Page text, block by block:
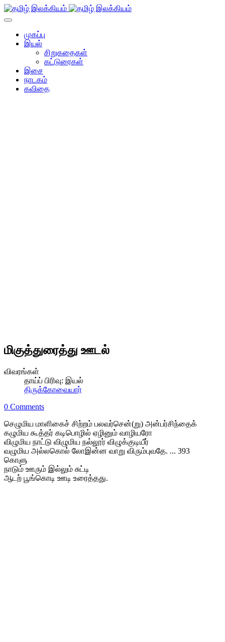
முகப்பு
இயல்
சிறுகதைகள்
கட்டுரைகள்
இசை
நாடகம்
கவிதை
மிகுத்துரைத்து ஊடல்
விவரங்கள்
தாய்ப் பிரிவு: இயல்
திருக்கோவையார்
0 Comments
செழுமிய மாளிகைச் சிற்றம் பலவர்சென்(று) அன்பர்சிந்தைக்
கழுமிய கூத்தர் கடிபொழில் ஏழினும் வாழியரோ
விழுமிய நாட்டு விழுமிய நல்லூர் விழுக்குடியீர்
வழுமிய அல்லகொல் லோஇன்ன வாறு விரும்புவதே. ... 393
கொளு
நாடும் ஊரும் இல்லும் சுட்டி
ஆடற் பூங்கொடி ஊடி உரைத்தது.